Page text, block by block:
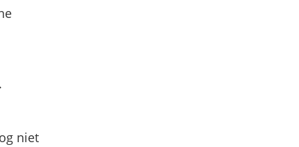
niet